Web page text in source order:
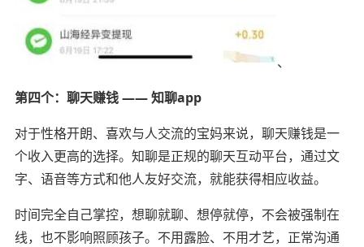
、
第四个：聊天赚钱 —— 知聊app
对于性格开朗、喜欢与人交流的宝妈来说，聊天赚钱是一
个收入更高的选择。知聊是正规的聊天互动平台，通过文
字、语音等方式和他人友好交流，就能获得相应收益。
时间完全自己掌控，想聊就聊、想停就停，不会被强制在
线，也不影响照顾孩子。不用露脸、不用才艺，正常沟通